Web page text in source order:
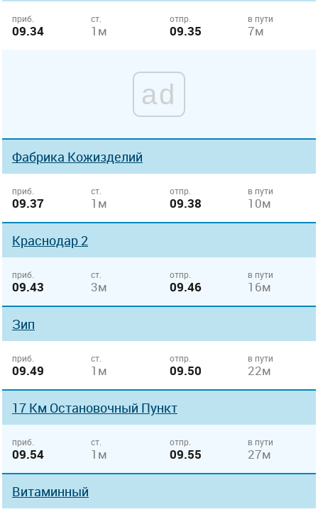
приб.
09.34
ст.
1м
отпр.
09.35
в пути
7м
ad
Фабрика Кожизделий
приб.
09.37
ст.
1м
отпр.
09.38
в пути
10м
Краснодар 2
приб.
09.43
ст.
3м
отпр.
09.46
в пути
16м
Зип
приб.
09.49
ст.
1м
отпр.
09.50
в пути
22м
17 Км Остановочный Пункт
приб.
09.54
ст.
1м
отпр.
09.55
в пути
27м
Витаминный